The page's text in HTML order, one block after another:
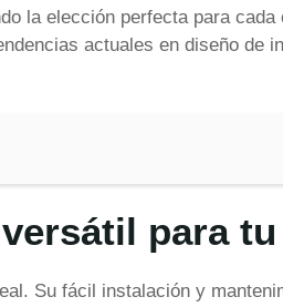
la elección perfecta para
actuales en diseño de
para
Su fácil instalación y